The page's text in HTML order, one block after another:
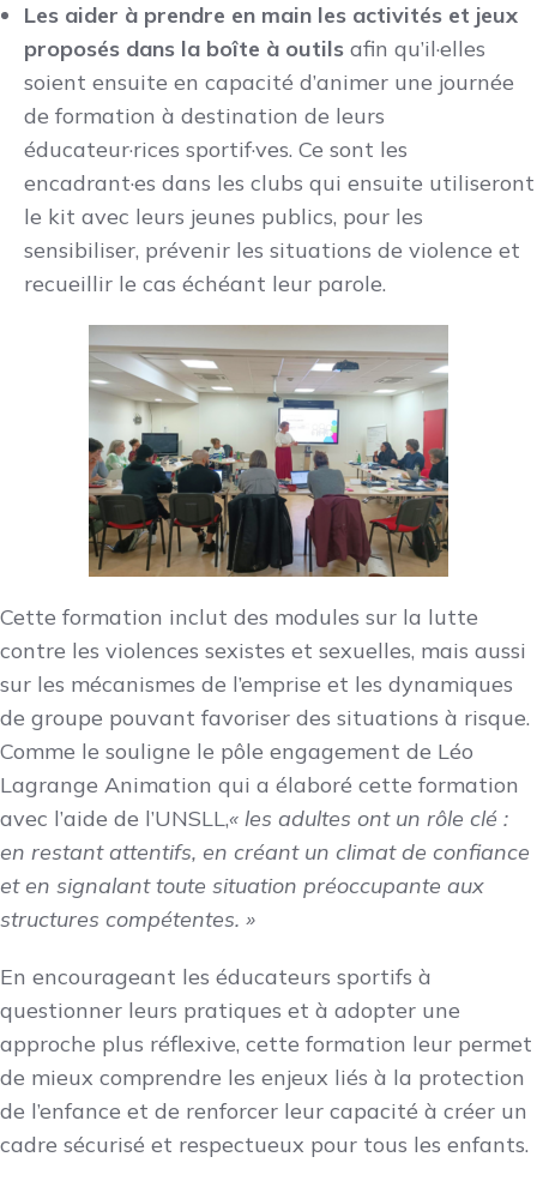
Les aider à prendre en main les activités et jeux
proposés dans la boîte à outils afin qu’il·elles
soient ensuite en capacité d’animer une journée
de formation à destination de leurs
éducateur·rices sportif·ves. Ce sont les
encadrant·es dans les clubs qui ensuite utiliseront
le kit avec leurs jeunes publics, pour les
sensibiliser, prévenir les situations de violence et
recueillir le cas échéant leur parole.
Cette formation inclut des modules sur la lutte
contre les violences sexistes et sexuelles, mais aussi
sur les mécanismes de l’emprise et les dynamiques
de groupe pouvant favoriser des situations à risque.
Comme le souligne le pôle engagement de Léo
Lagrange Animation qui a élaboré cette formation
avec l’aide de l’UNSLL,« les adultes ont un rôle clé :
en restant attentifs, en créant un climat de confiance
et en signalant toute situation préoccupante aux
structures compétentes. »
En encourageant les éducateurs sportifs à
questionner leurs pratiques et à adopter une
approche plus réflexive, cette formation leur permet
de mieux comprendre les enjeux liés à la protection
de l’enfance et de renforcer leur capacité à créer un
cadre sécurisé et respectueux pour tous les enfants.